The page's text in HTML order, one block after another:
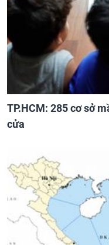
TP.HCM: 285 cơ sở
cửa